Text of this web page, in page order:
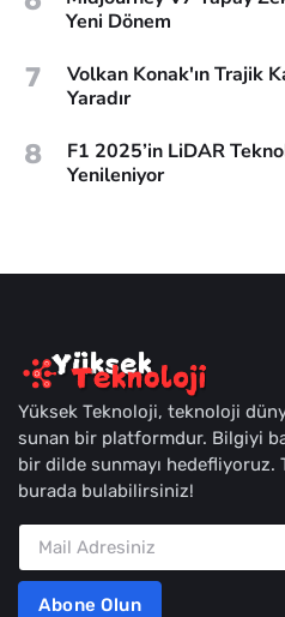
Yeni Dönem
7
Volkan Konak'ın Trajik
Yaradır
8
F1 2025’in LiDAR
Yenileniyor
Yüksek Teknoloji, teknoloji
sunan bir platformdur. Bilgiyi
bir dilde sunmayı hedefliyoruz.
burada bulabilirsiniz!
Abone Olun